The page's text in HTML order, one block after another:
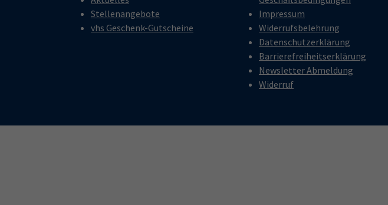
Stellenangebote
vhs Geschenk-Gutscheine
Impressum
Widerrufsbelehrung
Datenschutzerklärung
Barrierefreiheitserklärung
Newsletter Abmeldung
Widerruf